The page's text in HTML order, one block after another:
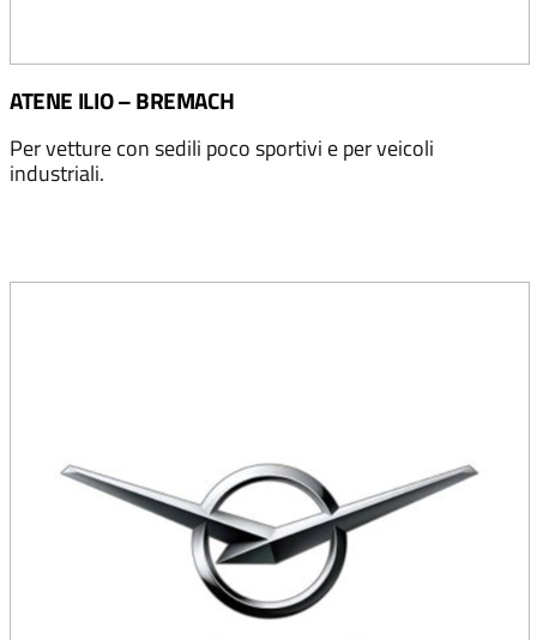
ATENE ILIO – BREMACH
Per vetture con sedili poco sportivi e per veicoli
industriali.